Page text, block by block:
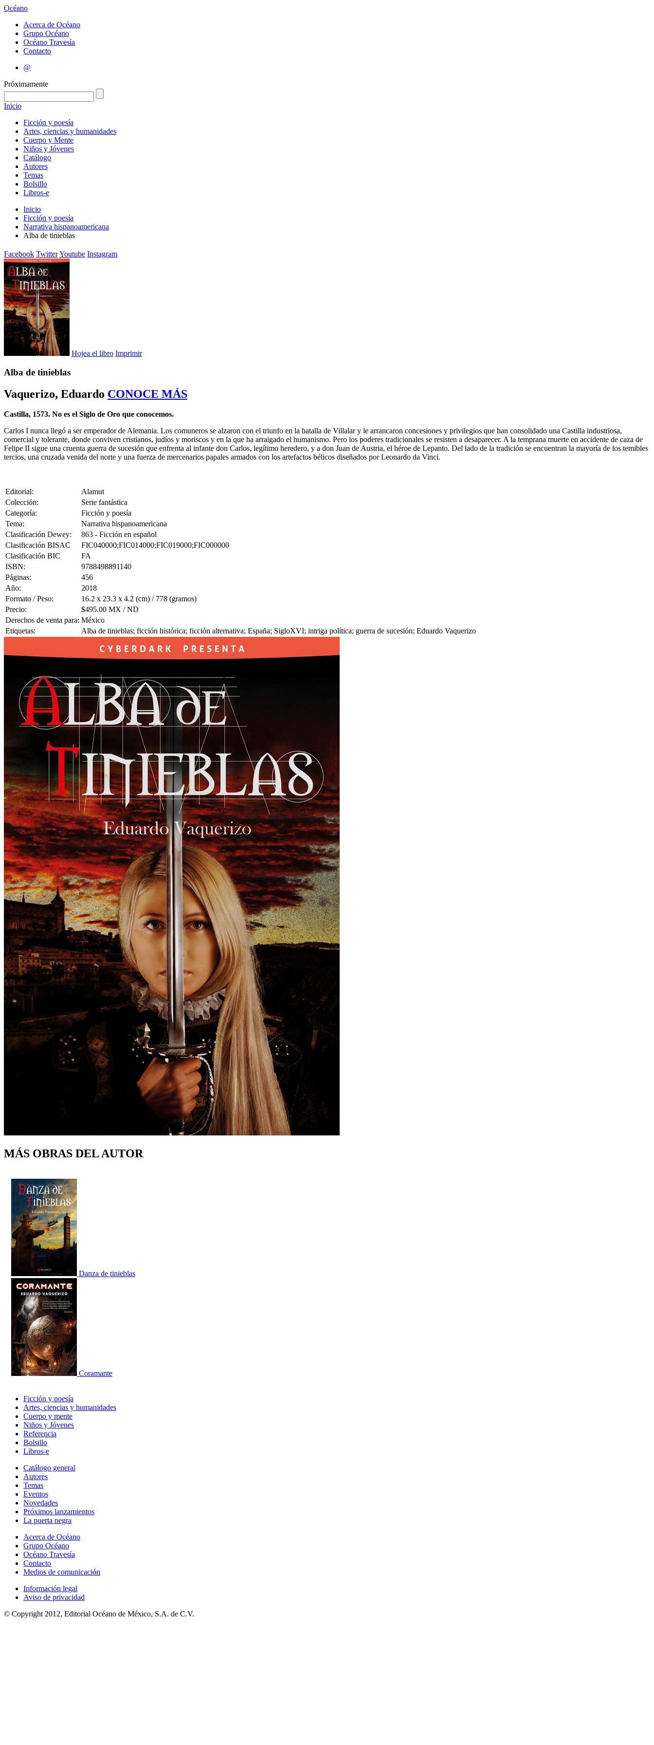
Océano
Acerca de Océano
Grupo Océano
Océano Travesía
Contacto
@
Próximamente
Inicio
Ficción y poesía
Artes, ciencias y humanidades
Cuerpo y Mente
Niños y Jóvenes
Catálogo
Autores
Temas
Bolsillo
Libros-e
Inicio
Ficción y poesía
Narrativa hispanoamericana
Alba de tinieblas
Facebook TwitterYoutube Instagram
Hojea el libro Imprimir
Alba de tinieblas
Vaquerizo, Eduardo CONOCE MÁS
Castilla, 1573. No es el Siglo de Oro que conocemos.
Carlos I nunca llegó a ser emperador de Alemania. Los comuneros se alzaron con el triunfo en la batalla de Villalar y le arrancaron concesiones y privilegios que han consolidado una Castilla industriosa,
comercial y tolerante, donde conviven cristianos, judíos y moriscos y en la que ha arraigado el humanismo. Pero los poderes tradicionales se resisten a desaparecer. A la temprana muerte en accidente de caza de
Felipe II sigue una cruenta guerra de sucesión que enfrenta al infante don Carlos, legítimo heredero, y a don Juan de Austria, el héroe de Lepanto. Del lado de la tradición se encuentran la mayoría de los temibles
tercios, una cruzada venida del norte y una fuerza de mercenarios papales armados con los artefactos bélicos diseñados por Leonardo da Vinci.
Editorial:
Alamut
Colección:
Serie fantástica
Categoría:
Ficción y poesía
Tema:
Narrativa hispanoamericana
Clasificación Dewey:
863 - Ficción en español
Clasificación BISAC
FIC040000;FIC014000;FIC019000;FIC000000
Clasificación BIC
FA
ISBN:
9788498891140
Páginas:
456
Año:
2018
Formato / Peso:
16.2 x 23.3 x 4.2 (cm) / 778 (gramos)
Precio:
$495.00 MX / ND
Derechos de venta para: México
Etiquetas:
Alba de tinieblas; ficción histórica; ficción alternativa; España; SigloXVI; intriga política; guerra de sucesión; Eduardo Vaquerizo
MÁS OBRAS DEL AUTOR
Danza de tinieblas
Coramante
Ficción y poesía
Artes, ciencias y humanidades
Cuerpo y mente
Niños y Jóvenes
Referencia
Bolsillo
Libros-e
Catálogo general
Autores
Temas
Eventos
Novedades
Próximos lanzamientos
La puerta negra
Acerca de Océano
Grupo Océano
Océano Travesía
Contacto
Medios de comunicación
Información legal
Aviso de privacidad
© Copyright 2012, Editorial Océano de México, S.A. de C.V.